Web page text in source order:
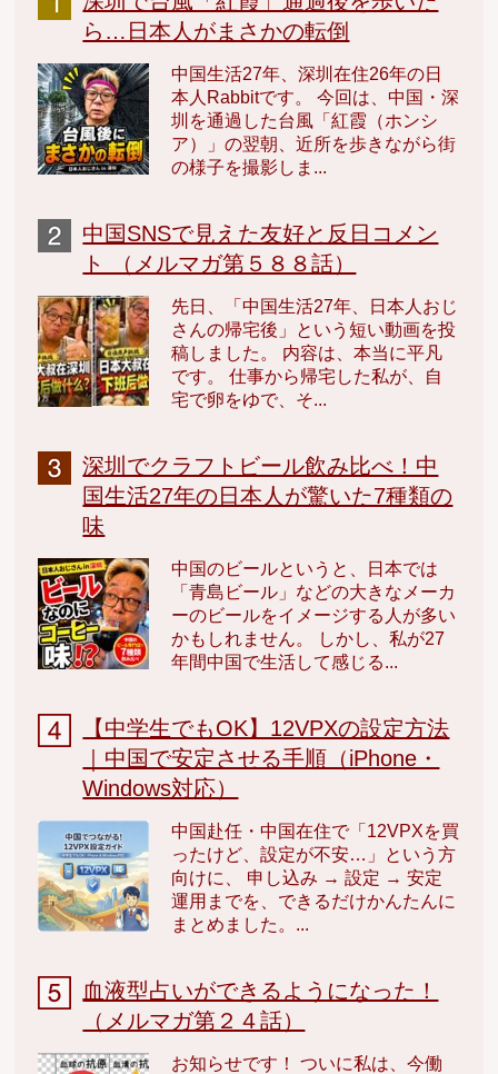
ら…日本人がまさかの転倒
中国生活27年、深圳在住26年の日
本人Rabbitです。 今回は、中国・深
圳を通過した台風「紅霞（ホンシ
ア）」の翌朝、近所を歩きながら街
の様子を撮影しま...
中国SNSで見えた友好と反日コメン
ト （メルマガ第５８８話）
先日、「中国生活27年、日本人おじ
さんの帰宅後」という短い動画を投
稿しました。 内容は、本当に平凡
です。 仕事から帰宅した私が、自
宅で卵をゆで、そ...
深圳でクラフトビール飲み比べ！中
国生活27年の日本人が驚いた7種類の
味
中国のビールというと、日本では
「青島ビール」などの大きなメーカ
ーのビールをイメージする人が多い
かもしれません。 しかし、私が27
年間中国で生活して感じる...
【中学生でもOK】12VPXの設定方法
｜中国で安定させる手順（iPhone・
Windows対応）
中国赴任・中国在住で「12VPXを買
ったけど、設定が不安…」という方
向けに、 申し込み → 設定 → 安定
運用までを、できるだけかんたんに
まとめました。...
血液型占いができるようになった！
（メルマガ第２４話）
お知らせです！ ついに私は、今働